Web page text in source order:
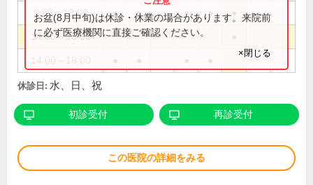
9:00～13:00 ● ● ● ●
14:00～16:00
お盆(8月中旬)は休診・休業の場合があります。来院前
に必ず医療機関に直接ご確認ください。
×閉じる
休診日: 水、日、祝
初診受付 再診受付
この医院の詳細をみる